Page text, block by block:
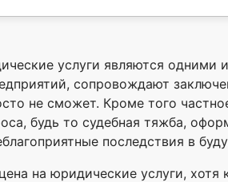
услуги являются
сопровождают
не сможет. Кроме того
будь то судебная тяжба,
последствия в
на юридические услуги,